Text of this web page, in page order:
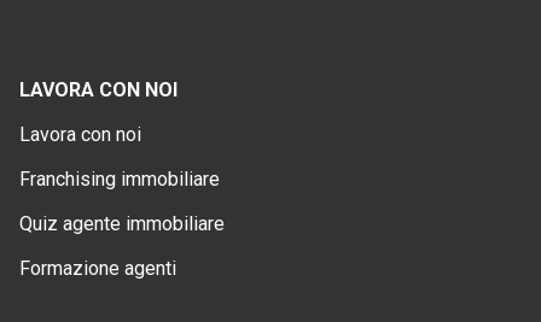
LAVORA CON NOI
Lavora con noi
Franchising immobiliare
Quiz agente immobiliare
Formazione agenti